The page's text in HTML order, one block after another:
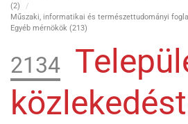
(2)
Műszaki, informatikai és természettudományi
Egyéb mérnökök (213)
2134